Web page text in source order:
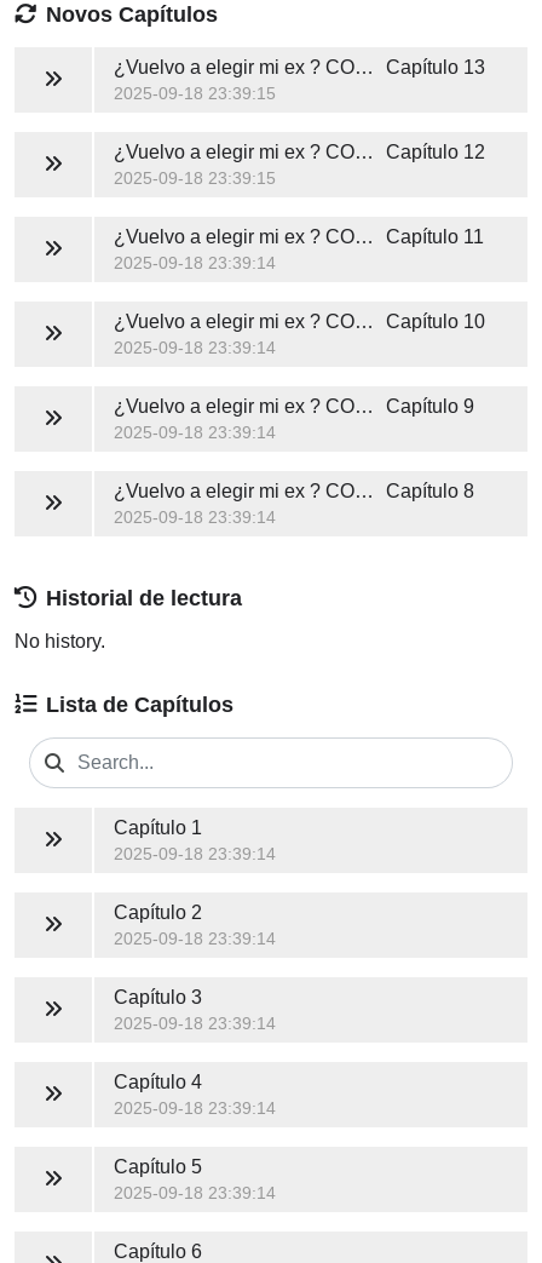
Novos Capítulos
¿Vuelvo a elegir mi ex ? COMPLETO Y GRATIS Capítulo 13
2025-09-18 23:39:15
¿Vuelvo a elegir mi ex ? COMPLETO Y GRATIS Capítulo 12
2025-09-18 23:39:15
¿Vuelvo a elegir mi ex ? COMPLETO Y GRATIS Capítulo 11
2025-09-18 23:39:14
¿Vuelvo a elegir mi ex ? COMPLETO Y GRATIS Capítulo 10
2025-09-18 23:39:14
¿Vuelvo a elegir mi ex ? COMPLETO Y GRATIS Capítulo 9
2025-09-18 23:39:14
¿Vuelvo a elegir mi ex ? COMPLETO Y GRATIS Capítulo 8
2025-09-18 23:39:14
Historial de lectura
No history.
Lista de Capítulos
Capítulo 1
2025-09-18 23:39:14
Capítulo 2
2025-09-18 23:39:14
Capítulo 3
2025-09-18 23:39:14
Capítulo 4
2025-09-18 23:39:14
Capítulo 5
2025-09-18 23:39:14
Capítulo 6